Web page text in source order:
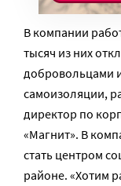
В компании
тысяч из них
добровольцами
самоизоляции,
директор по
«Магнит». В
стать центром
районе. «Хотим